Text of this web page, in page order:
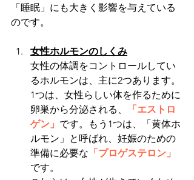
「睡眠」にも大きく影響を与えている
のです。
女性ホルモンのしくみ
女性の体調をコントロールしてい
るホルモンは、主に2つあります。
1つは、女性らしい体を作るために
卵巣から分泌される、
「エストロ
ゲン」 です。もう1つは、「黄体ホ
ルモン」と呼ばれ、妊娠のための
準備に必要な 「プロゲステロン」
です。